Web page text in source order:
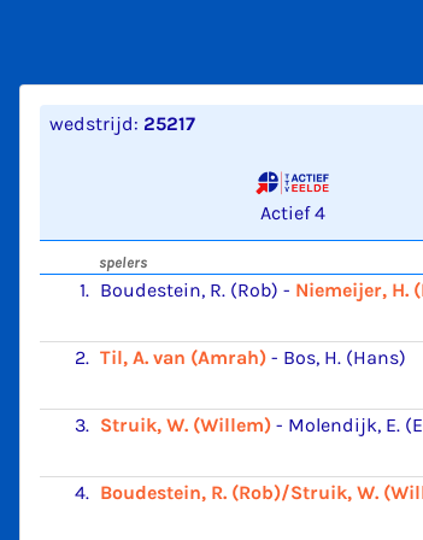
wedstrijd: 25217
Actief 4
spelers
1. Boudestein, R. (Rob) - Niemeijer, H.
2. Til, A. van (Amrah) - Bos, H. (Hans)
3. Struik, W. (Willem) - Molendijk, E.
4. Boudestein, R. (Rob)/Struik, W.